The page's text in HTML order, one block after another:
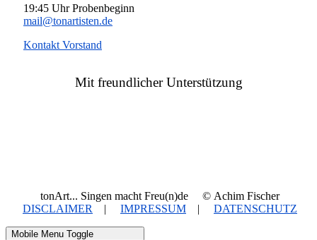
19:45 Uhr Probenbeginn
mail@tonartisten.de
Kontakt Vorstand
Mit freundlicher Unterstützung
tonArt... Singen macht Freu(n)de © Achim Fischer
DISCLAIMER
| IMPRESSUM | DATENSCHUTZ
Mobile Menu Toggle